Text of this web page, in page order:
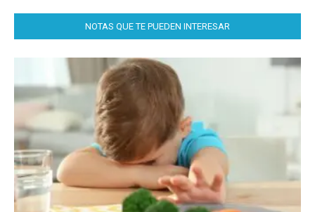
NOTAS QUE TE PUEDEN INTERESAR